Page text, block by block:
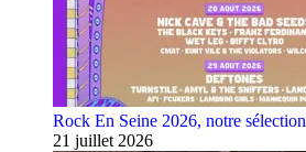
Rock En Seine 2026, notre sélection
21 juillet 2026